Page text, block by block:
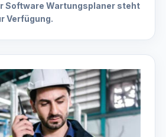
Software Wartungsplaner steht
Verfügung.